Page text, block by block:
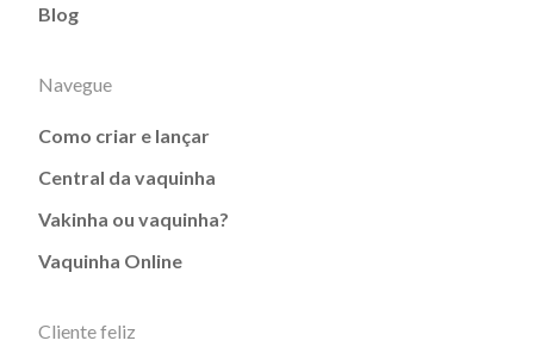
Blog
Navegue
Como criar e lançar
Central da vaquinha
Vakinha ou vaquinha?
Vaquinha Online
Cliente feliz